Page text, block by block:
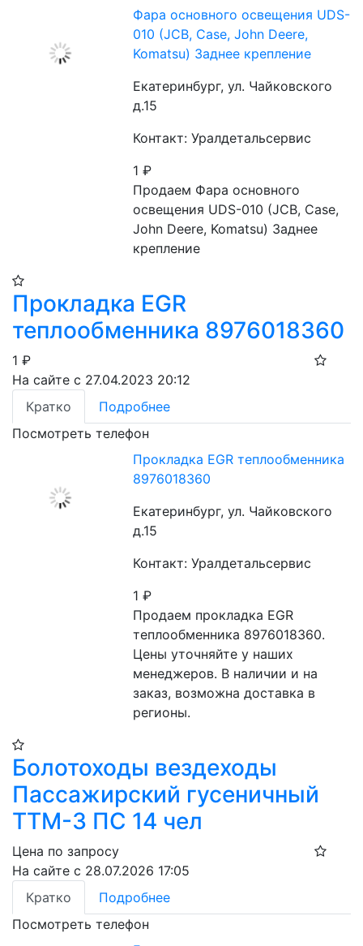
Фара основного освещения UDS-
010 (JCB, Case, John Deere,
Komatsu) Заднее крепление
Екатеринбург, ул. Чайковского
д.15
Контакт: Уралдетальсервис
1₽
Продаем Фара основного
освещения UDS-010 (JCB, Case,
John Deere, Komatsu) Заднее
крепление
Прокладка EGR
теплообменника 8976018360
1 ₽
На сайте с 27.04.2023 20:12
Кратко
Подробнее
Посмотреть телефон
Прокладка EGR теплообменника
8976018360
Екатеринбург, ул. Чайковского
д.15
Контакт: Уралдетальсервис
1₽
Продаем прокладка EGR
теплообменника 8976018360.
Цены уточняйте у наших
менеджеров. В наличии и на
заказ, возможна доставка в
регионы.
Болотоходы вездеходы
Пассажирский гусеничный
ТТМ-3 ПС 14 чел
Цена по запросу
На сайте с 28.07.2026 17:05
Кратко
Подробнее
Посмотреть телефон